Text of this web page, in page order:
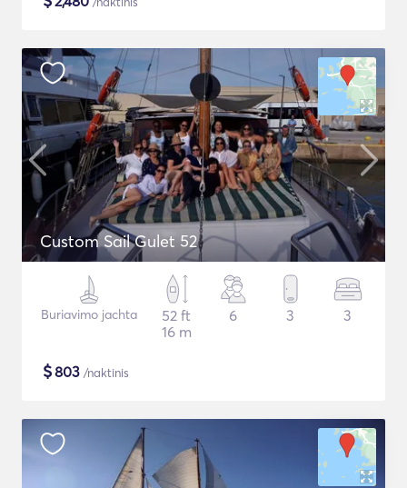
Custom Sail Gulet 52
Buriavimo jachta
52 ft
16 m
6 3 3
$803 /naktinis